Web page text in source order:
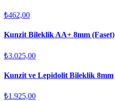
₺462,00
Kunzit Bileklik AA+ 8mm (Faset)
₺3.025,00
Kunzit ve Lepidolit Bileklik 8mm
₺1.925,00